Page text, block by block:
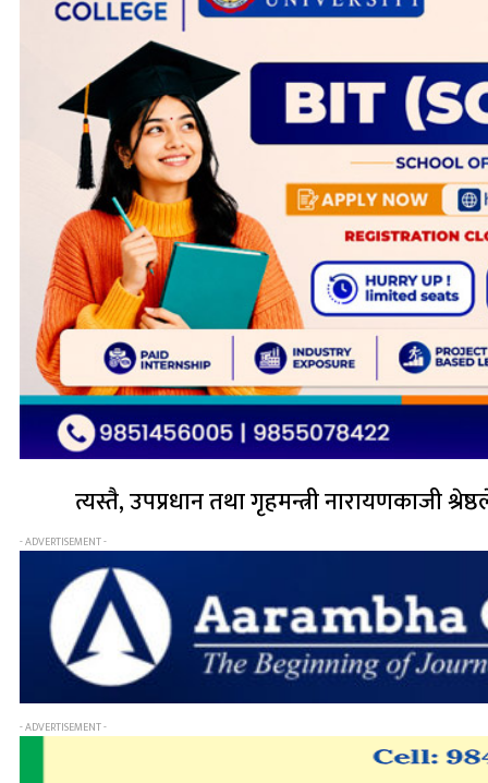
त्यस्तै, उपप्रधान तथा गृहमन्त्री नारायणकाजी
- ADVERTISEMENT -
- ADVERTISEMENT -